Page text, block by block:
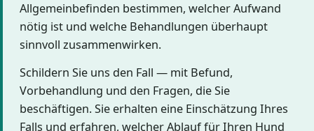
Allgemeinbefinden bestimmen, welcher Aufwand
nötig ist und welche Behandlungen überhaupt
sinnvoll zusammenwirken.
Schildern Sie uns den Fall — mit Befund,
Vorbehandlung und den Fragen, die Sie
beschäftigen. Sie erhalten eine Einschätzung Ihres
Falls und erfahren, welcher Ablauf für Ihren Hund